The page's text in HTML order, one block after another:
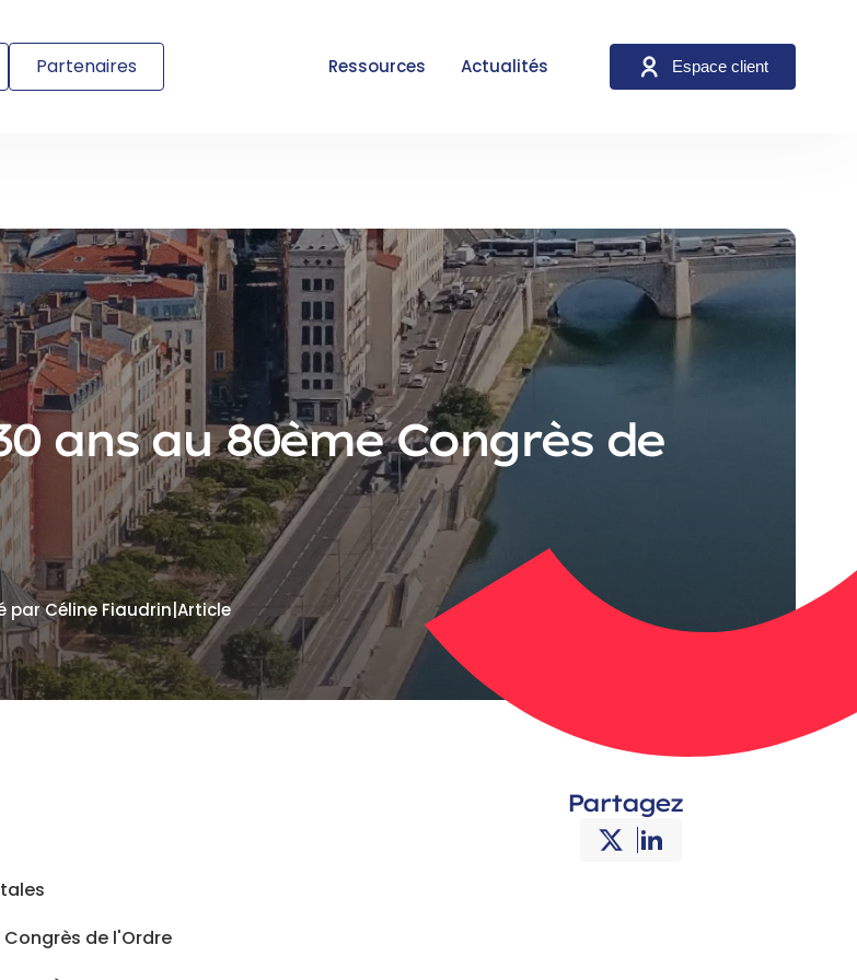
Partenaires Ressources Actualités Espace client
ans au 80ème Congrès de
par Céline Fiaudrin Article
de l'Ordre
Partagez